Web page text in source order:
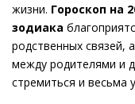
жизни. Гороскоп на
зодиака
родственных связей,
между родителями и
стремиться и весьма